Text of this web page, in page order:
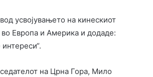
усвојувањето на кинескиот
Европа и Америка и додаде:
на Црна Гора, Мило